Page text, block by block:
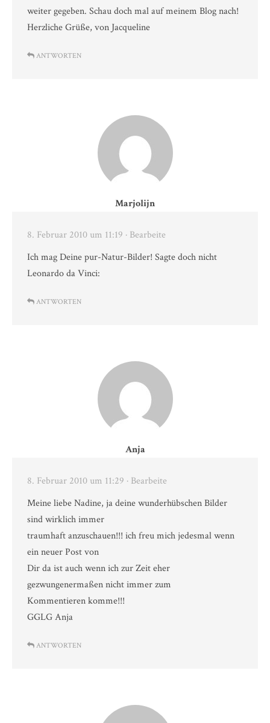
weiter gegeben. Schau doch mal auf meinem Blog nach!
Herzliche Grüße, von Jacqueline
ANTWORTEN
Marjolijn
8. Februar 2010 um 11:19 · Bearbeite
Ich mag Deine pur-Natur-Bilder! Sagte doch nicht
Leonardo da Vinci:
ANTWORTEN
Anja
8. Februar 2010 um 11:29 · Bearbeite
Meine liebe Nadine, ja deine wunderhübschen Bilder
sind wirklich immer
traumhaft anzuschauen!!! ich freu mich jedesmal wenn
ein neuer Post von
Dir da ist auch wenn ich zur Zeit eher
gezwungenermaßen nicht immer zum
Kommentieren komme!!!
GGLG Anja
ANTWORTEN